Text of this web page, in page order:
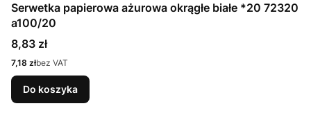
Serwetka papierowa ażurowa okrągłe białe *20 72320
a100/20
Cena
8,83 zł
Cena
7,18 złbez VAT
Do koszyka